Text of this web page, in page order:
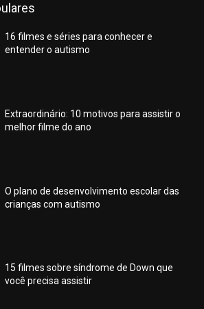
16 filmes e séries para conhecer e
entender o autismo
Extraordinário: 10 motivos para assistir o
melhor filme do ano
O plano de desenvolvimento escolar das
crianças com autismo
15 filmes sobre síndrome de Down que
você precisa assistir